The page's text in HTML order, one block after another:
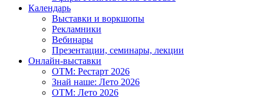
Календарь
Выставки и воркшопы
Рекламники
Вебинары
Презентации, семинары, лекции
Онлайн-выставки
OTM: Рестарт 2026
Знай наше: Лето 2026
OTM: Лето 2026